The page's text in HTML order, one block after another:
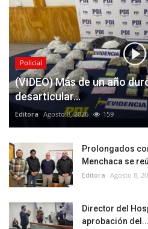
Policial
(VIDEO) Más de un año
desarticular...
Editora Agosto 8, 2026 159
Prolongados
Menchaca se
Editora Agosto 8,
Director del
aprobación del...